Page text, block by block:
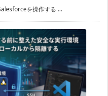
を操作する ...